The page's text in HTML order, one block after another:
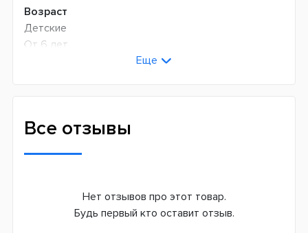
Возраст
Детские
От 6 лет
Количество оборотов в минуту
Сменная насадка
Еще
Все отзывы
Нет отзывов про этот товар.
Будь первый кто оставит отзыв.